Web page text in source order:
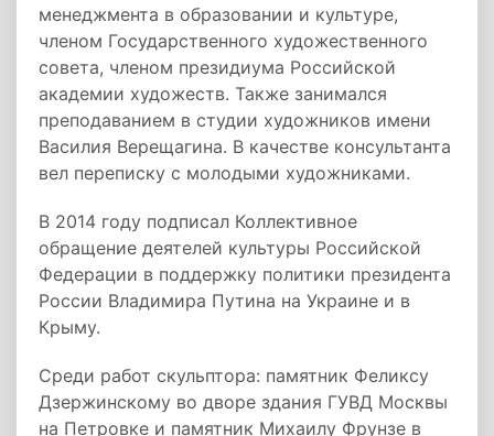
менеджмента в образовании и культуре,
членом Государственного художественного
совета, членом президиума Российской
академии художеств. Также занимался
преподаванием в студии художников имени
Василия Верещагина. В качестве консультанта
вел переписку с молодыми художниками.
В 2014 году подписал Коллективное
обращение деятелей культуры Российской
Федерации в поддержку политики президента
России Владимира Путина на Украине и в
Крыму.
Среди работ скульптора: памятник Феликсу
Дзержинскому во дворе здания ГУВД Москвы
на Петровке и памятник Михаилу Фрунзе в